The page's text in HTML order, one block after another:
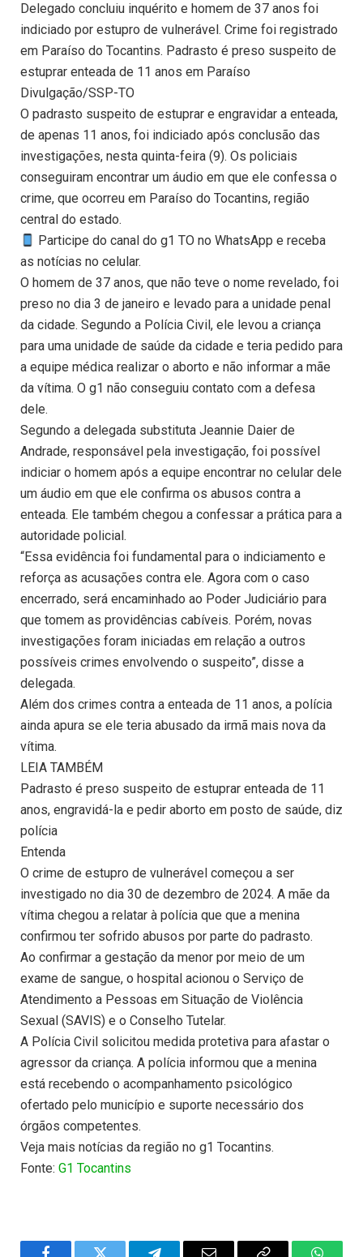
Delegado concluiu inquérito e homem de 37 anos foi
indiciado por estupro de vulnerável. Crime foi registrado
em Paraíso do Tocantins. Padrasto é preso suspeito de
estuprar enteada de 11 anos em Paraíso
Divulgação/SSP-TO
O padrasto suspeito de estuprar e engravidar a enteada,
de apenas 11 anos, foi indiciado após conclusão das
investigações, nesta quinta-feira (9). Os policiais
conseguiram encontrar um áudio em que ele confessa o
crime, que ocorreu em Paraíso do Tocantins, região
central do estado.
Participe do canal do g1 TO no WhatsApp e receba
as notícias no celular.
O homem de 37 anos, que não teve o nome revelado, foi
preso no dia 3 de janeiro e levado para a unidade penal
da cidade. Segundo a Polícia Civil, ele levou a criança
para uma unidade de saúde da cidade e teria pedido para
a equipe médica realizar o aborto e não informar a mãe
da vítima. O g1 não conseguiu contato com a defesa
dele.
Segundo a delegada substituta Jeannie Daier de
Andrade, responsável pela investigação, foi possível
indiciar o homem após a equipe encontrar no celular dele
um áudio em que ele confirma os abusos contra a
enteada. Ele também chegou a confessar a prática para a
autoridade policial.
“Essa evidência foi fundamental para o indiciamento e
reforça as acusações contra ele. Agora com o caso
encerrado, será encaminhado ao Poder Judiciário para
que tomem as providências cabíveis. Porém, novas
investigações foram iniciadas em relação a outros
possíveis crimes envolvendo o suspeito”, disse a
delegada.
Além dos crimes contra a enteada de 11 anos, a polícia
ainda apura se ele teria abusado da irmã mais nova da
vítima.
LEIA TAMBÉM
Padrasto é preso suspeito de estuprar enteada de 11
anos, engravidá-la e pedir aborto em posto de saúde, diz
polícia
Entenda
O crime de estupro de vulnerável começou a ser
investigado no dia 30 de dezembro de 2024. A mãe da
vítima chegou a relatar à polícia que que a menina
confirmou ter sofrido abusos por parte do padrasto.
Ao confirmar a gestação da menor por meio de um
exame de sangue, o hospital acionou o Serviço de
Atendimento a Pessoas em Situação de Violência
Sexual (SAVIS) e o Conselho Tutelar.
A Polícia Civil solicitou medida protetiva para afastar o
agressor da criança. A polícia informou que a menina
está recebendo o acompanhamento psicológico
ofertado pelo município e suporte necessário dos
órgãos competentes.
Veja mais notícias da região no g1 Tocantins.
Fonte: G1 Tocantins